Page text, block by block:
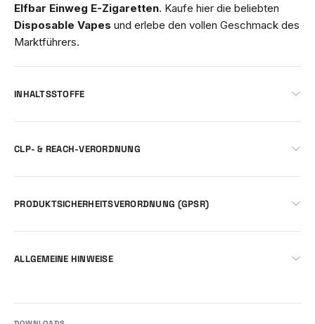
Elfbar Einweg E-Zigaretten. Kaufe hier die beliebten
Disposable Vapes und erlebe den vollen Geschmack des
Marktführers.
INHALTSSTOFFE
CLP- & REACH-VERORDNUNG
PRODUKTSICHERHEITSVERORDNUNG (GPSR)
ALLGEMEINE HINWEISE